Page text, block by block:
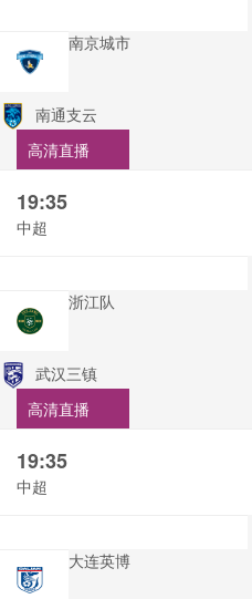
南京城市
南通支云
高清直播
19:35
中超
浙江队
武汉三镇
高清直播
19:35
中超
大连英博